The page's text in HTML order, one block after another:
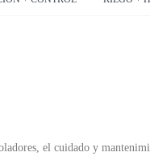
el cuidado y